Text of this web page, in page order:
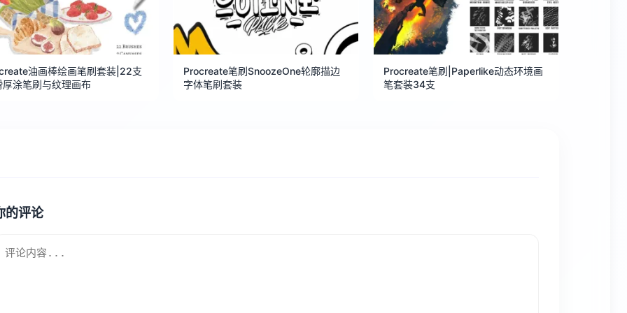
油画棒绘画笔刷套装|22支
厚涂笔刷与纹理画布
Procreate笔刷SnoozeOne轮廓描边
字体笔刷套装
Procreate笔刷|Paperlike动态环境画
笔套装34支
的评论